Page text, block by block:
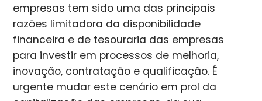
empresas tem sido uma das principais
razões limitadora da disponibilidade
financeira e de tesouraria das empresas
para investir em processos de melhoria,
inovação, contratação e qualificação. É
urgente mudar este cenário em prol da